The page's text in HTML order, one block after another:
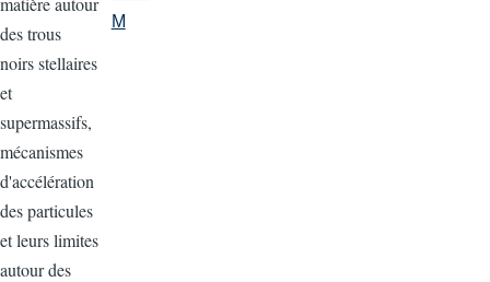
des trous
noirs stellaires
et
supermassifs,
mécanismes
d'accélération
des particules
et leurs limites
autour des
M